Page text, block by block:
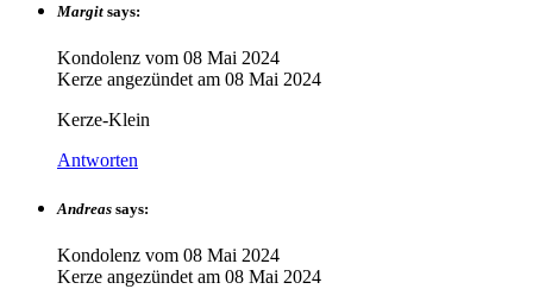
Margit says:
Kondolenz vom 08 Mai 2024
Kerze angezündet am 08 Mai 2024
Kerze-Klein
Antworten
Andreas says:
Kondolenz vom 08 Mai 2024
Kerze angezündet am 08 Mai 2024